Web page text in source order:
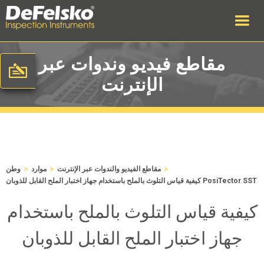
مقاطع فيديو وندوات عبر
الإنترنت
وطن > موارد > مقاطع الفيديو والندوات عبر الإنترنت >
كيفية قياس التلوث بالملح باستخدام جهاز اختبار الملح القابل للذوبان PosiTector SST
كيفية قياس التلوث بالملح باستخدام
جهاز اختبار الملح القابل للذوبان